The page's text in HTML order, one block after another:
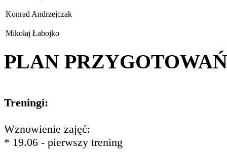
Konrad Andrzejczak
Mikołaj Łabojko
PLAN PRZYGOTOWAŃ
Treningi:
Wznowienie zajęć:
* 19.06 - pierwszy trening